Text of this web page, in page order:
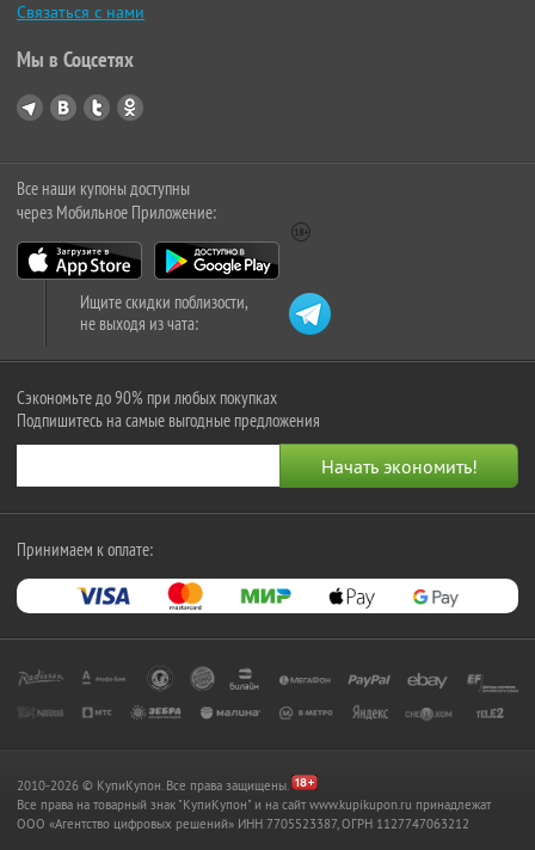
Связаться с нами
Мы в Соцсетях
Все наши купоны доступны
через Мобильное Приложение:
Ищите скидки поблизости,
не выходя из чата:
Сэкономьте до 90% при любых покупках
Подпишитесь на самые выгодные предложения
Принимаем к оплате:
2010-2026 © КупиКупон. Все права защищены.
Все права на товарный знак "КупиКупон" и на сайт www.kupikupon.ru принадлежат
OOO «Агентство цифровых решений» ИНН 7705523387, ОГРН 1127747063212